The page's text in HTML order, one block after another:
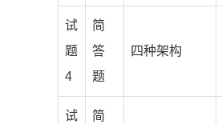
试
题
4
简
答
题
四种架构
试
简